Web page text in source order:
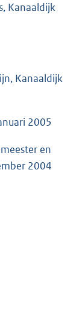
Kanaaldijk
Kanaaldijk
2005
en
2004